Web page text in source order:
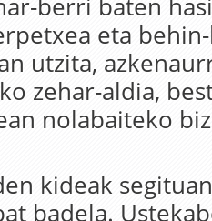
berri baten
eta
utzita,
zehar-aldia,
nolabaiteko
kideak
badela.